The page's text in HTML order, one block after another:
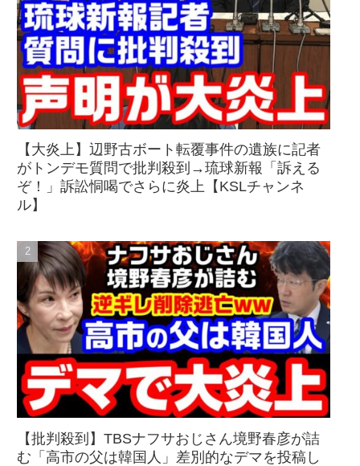
【大炎上】辺野古ボート転覆事件の遺族に記者
がトンデモ質問で批判殺到→琉球新報「訴える
ぞ！」訴訟恫喝でさらに炎上【KSLチャンネ
ル】
【批判殺到】TBSナフサおじさん境野春彦が詰
む「高市の父は韓国人」差別的なデマを投稿し